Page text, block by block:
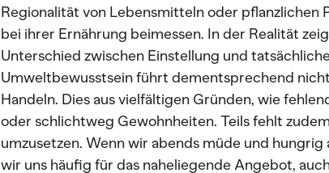
Regionalität von Lebensmitteln oder pflanzlichen
bei ihrer Ernährung beimessen. In der Realität
Unterschied zwischen Einstellung und
Umweltbewusstsein führt dementsprechend
Handeln. Dies aus vielfältigen Gründen, wie
oder schlichtweg Gewohnheiten. Teils fehlt
umzusetzen. Wenn wir abends müde und
wir uns häufig für das naheliegende Angebot,